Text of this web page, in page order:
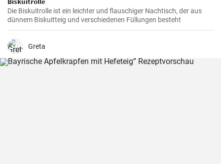
Die Biskuitrolle ist ein leichter und flauschiger Nachtisch, der aus
dünnem Biskuitteig und verschiedenen Füllungen besteht
Greta